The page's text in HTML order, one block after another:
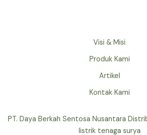
Visi & Misi
Produk Kami
Artikel
Kontak Kami
PT. Daya Berkah Sentosa Nusantara
listrik tenaga surya